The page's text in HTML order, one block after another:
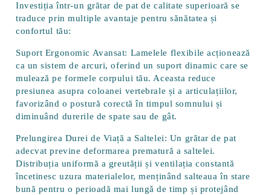
Investiția într-un grătar de pat de calitate superioară se
traduce prin multiple avantaje pentru sănătatea și
confortul tău:
Suport Ergonomic Avansat: Lamelele flexibile acționează
ca un sistem de arcuri, oferind un suport dinamic care se
mulează pe formele corpului tău. Aceasta reduce
presiunea asupra coloanei vertebrale și a articulațiilor,
favorizând o postură corectă în timpul somnului și
diminuând durerile de spate sau de gât.
Prelungirea Durei de Viață a Saltelei: Un grătar de pat
adecvat previne deformarea prematură a saltelei.
Distribuția uniformă a greutății și ventilația constantă
încetinesc uzura materialelor, menținând salteaua în stare
bună pentru o perioadă mai lungă de timp și protejând